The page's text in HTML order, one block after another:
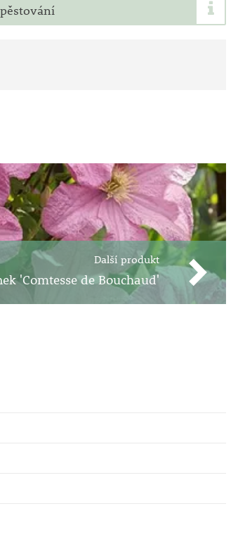
Další produkt
'Comtesse de Bouchaud'